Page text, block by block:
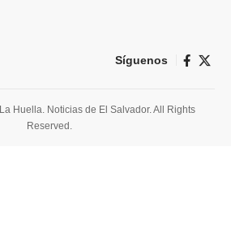
Síguenos
Huella. Noticias de El Salvador. All Rights
Reserved.